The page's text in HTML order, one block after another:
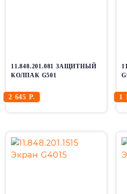
11.848.201.081 ЗАЩИТНЫЙ
КОЛПАК G501
2 645 Р. 1